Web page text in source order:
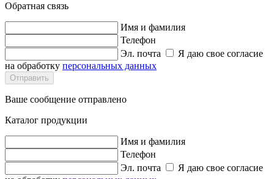
Обратная связь
Имя и фамилия
Телефон
Эл. почта
Я даю свое согласие
на обработку персональных данных
Отправить
Ваше сообщение отправлено
Каталог продукции
Имя и фамилия
Телефон
Эл. почта
Я даю свое согласие